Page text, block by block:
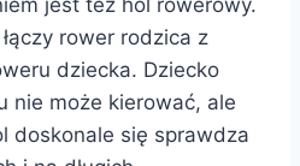
rower rodzica z
dziecka. Dziecko
nie może kierować, ale
doskonale się sprawdza